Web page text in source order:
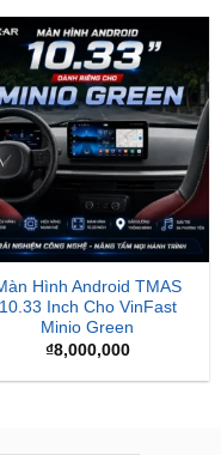
Hình Android TMAS
10.33 Inch Cho VinFast
Minio Green
₫8,000,000